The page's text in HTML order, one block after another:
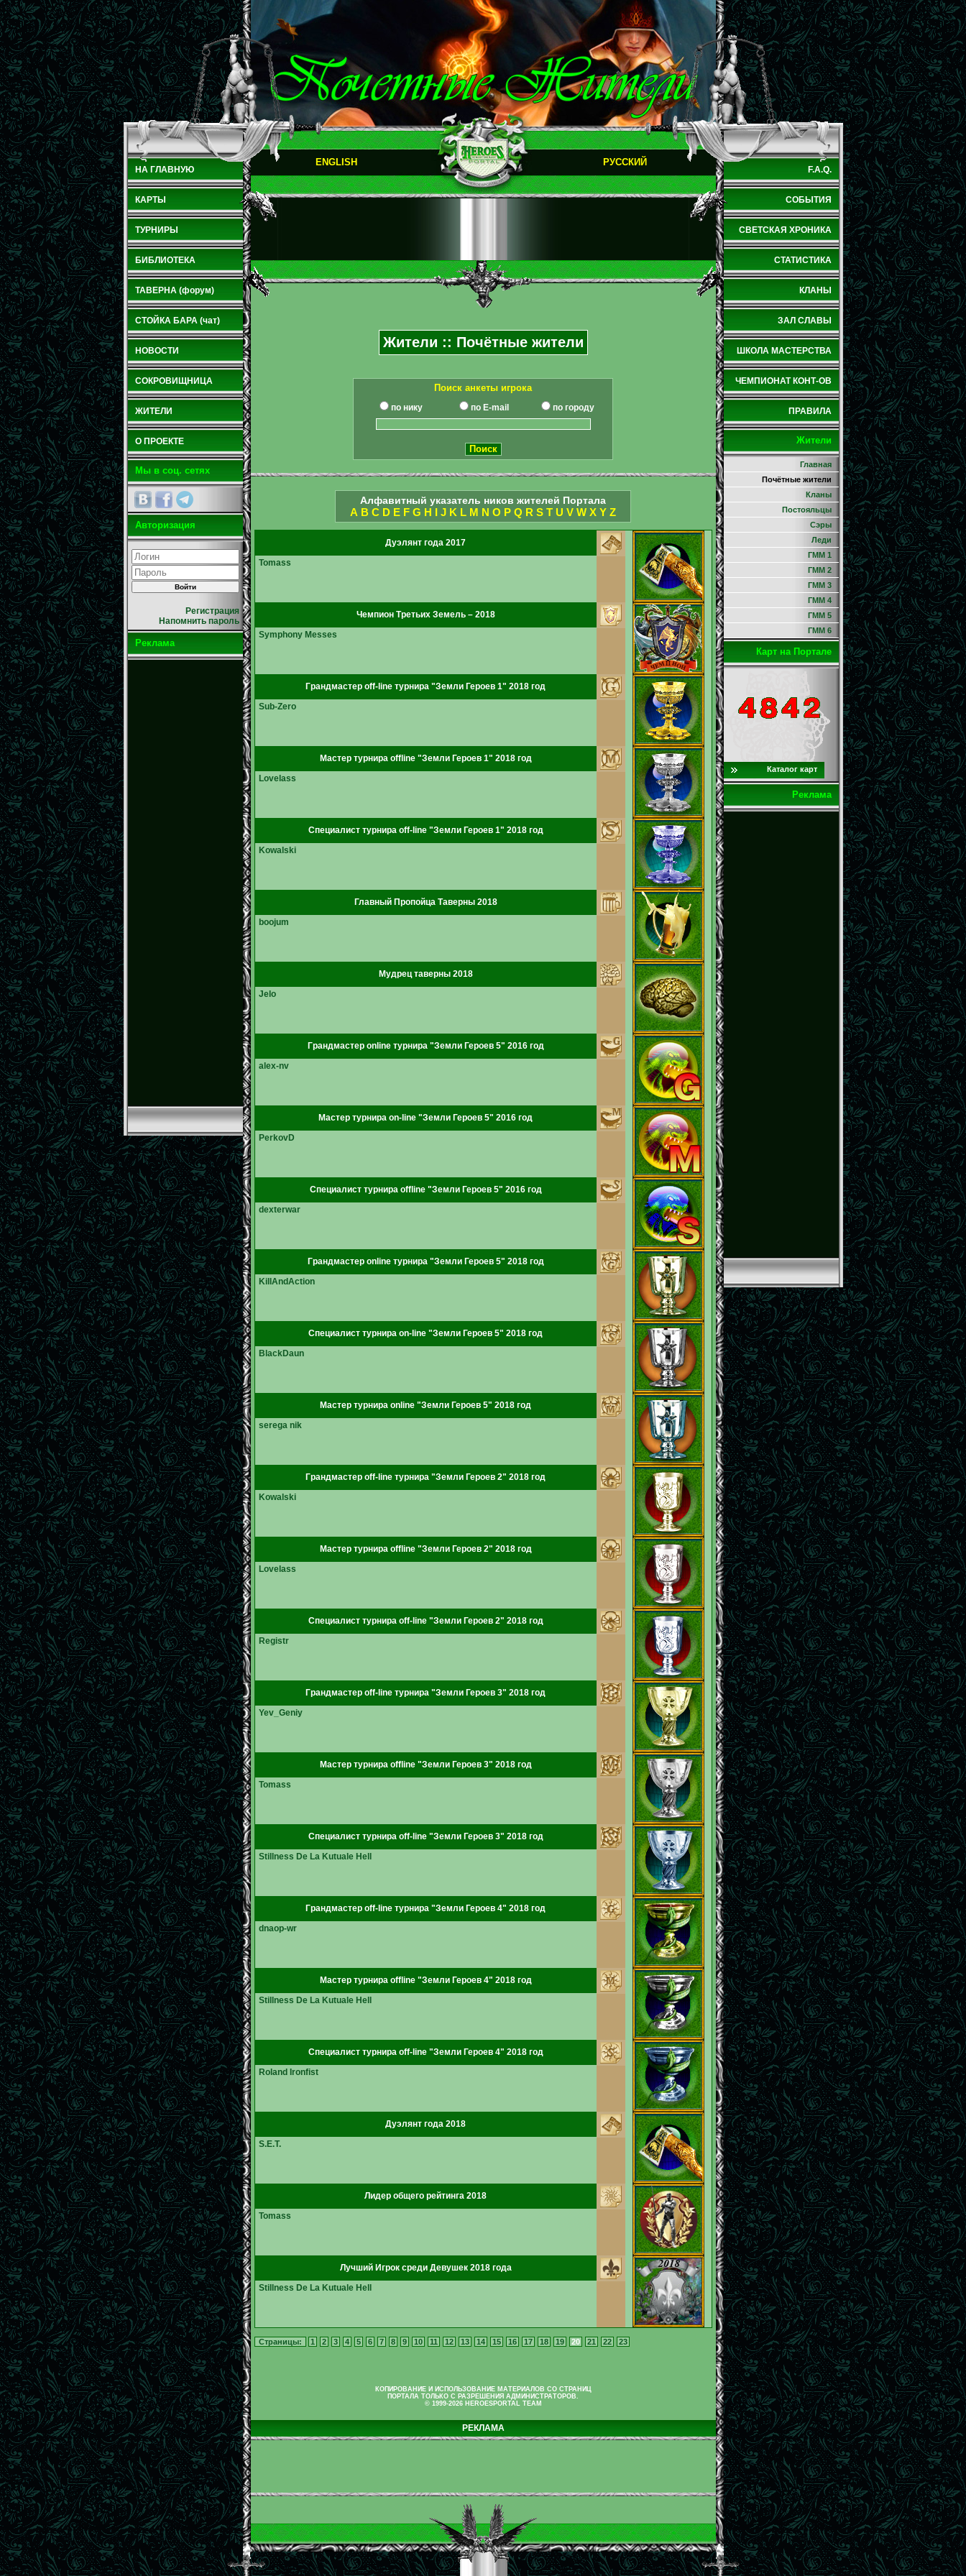
НА ГЛАВНУЮ
КАРТЫ
ТУРНИРЫ
БИБЛИОТЕКА
ТАВЕРНА (форум)
СТОЙКА БАРА (чат)
НОВОСТИ
СОКРОВИЩНИЦА
ЖИТЕЛИ
О ПРОЕКТЕ
Мы в соц. сетях
Авторизация
Регистрация
Напомнить пароль
Реклама
ENGLISH РУССКИЙ
Жители :: Почётные жители
Поиск анкеты игрока
по нику по E-mail по городу
Алфавитный указатель ников жителей Портала
A B C D E F G H I J K L M N O P Q R S T U V W X Y Z
Дуэлянт года 2017
Tomass
Чемпион Третьих Земель – 2018
Symphony Messes
Грандмастер off-line турнира "Земли Героев 1" 2018 год
Sub-Zero
Мастер турнира offline "Земли Героев 1" 2018 год
Lovelass
Специалист турнира off-line "Земли Героев 1" 2018 год
Kowalski
Главный Пропойца Таверны 2018
boojum
Мудрец таверны 2018
Jelo
Грандмастер online турнира "Земли Героев 5" 2016 год
alex-nv
Мастер турнира on-line "Земли Героев 5" 2016 год
PerkovD
Специалист турнира offline "Земли Героев 5" 2016 год
dexterwar
Грандмастер online турнира "Земли Героев 5" 2018 год
KillAndAction
Специалист турнира on-line "Земли Героев 5" 2018 год
BlackDaun
Мастер турнира online "Земли Героев 5" 2018 год
serega nik
Грандмастер off-line турнира "Земли Героев 2" 2018 год
Kowalski
Мастер турнира offline "Земли Героев 2" 2018 год
Lovelass
Специалист турнира off-line "Земли Героев 2" 2018 год
Registr
Грандмастер off-line турнира "Земли Героев 3" 2018 год
Yev_Geniy
Мастер турнира offline "Земли Героев 3" 2018 год
Tomass
Специалист турнира off-line "Земли Героев 3" 2018 год
Stillness De La Kutuale Hell
Грандмастер off-line турнира "Земли Героев 4" 2018 год
dnaop-wr
Мастер турнира offline "Земли Героев 4" 2018 год
Stillness De La Kutuale Hell
Специалист турнира off-line "Земли Героев 4" 2018 год
Roland Ironfist
Дуэлянт года 2018
S.E.T.
Лидер общего рейтинга 2018
Tomass
Лучший Игрок среди Девушек 2018 года
Stillness De La Kutuale Hell
Страницы: 1 2 3 4 5 6 7 8 9 10 11 12 13 14 15 16 17 18 19 20 21 22 23
КОПИРОВАНИЕ И ИСПОЛЬЗОВАНИЕ МАТЕРИАЛОВ СО СТРАНИЦ
ПОРТАЛА ТОЛЬКО С РАЗРЕШЕНИЯ АДМИНИСТРАТОРОВ.
© 1999-2026 HEROESPORTAL TEAM
РЕКЛАМА
F.A.Q.
СОБЫТИЯ
СВЕТСКАЯ ХРОНИКА
СТАТИСТИКА
КЛАНЫ
ЗАЛ СЛАВЫ
ШКОЛА МАСТЕРСТВА
ЧЕМПИОНАТ КОНТ-ОВ
ПРАВИЛА
Жители
Главная
Почётные жители
Кланы
Постояльцы
Сэры
Леди
ГММ 1
ГММ 2
ГММ 3
ГММ 4
ГММ 5
ГММ 6
Карт на Портале
Каталог карт
Реклама